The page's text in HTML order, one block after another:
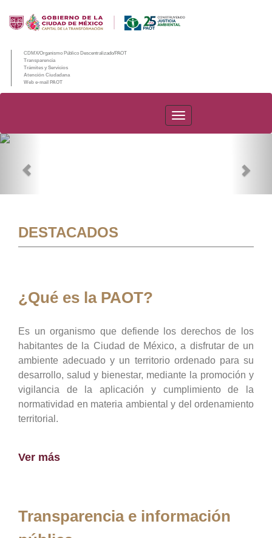
CDMX/Organismo Público Descentralizado/PAOT
Transparencia
Trámites y Servicios
Atención Ciudadana
Web e-mail PAOT
PAOT
DESTACADOS
¿Qué es la PAOT?
Es un organismo que defiende los derechos de los
habitantes de la Ciudad de México, a disfrutar de un
ambiente adecuado y un territorio ordenado para su
desarrollo, salud y bienestar, mediante la promoción y
vigilancia de la aplicación y cumplimiento de la
normatividad en materia ambiental y del ordenamiento
territorial.
Ver más
Transparencia e información